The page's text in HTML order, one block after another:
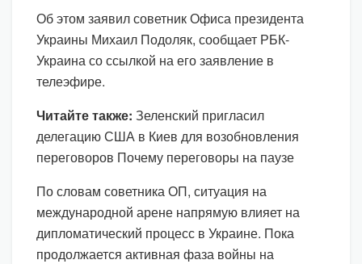
Об этом заявил советник Офиса президента
Украины Михаил Подоляк, сообщает РБК-
Украина со ссылкой на его заявление в
телеэфире.
Читайте также: Зеленский пригласил
делегацию США в Киев для возобновления
переговоров Почему переговоры на паузе
По словам советника ОП, ситуация на
международной арене напрямую влияет на
дипломатический процесс в Украине. Пока
продолжается активная фаза войны на